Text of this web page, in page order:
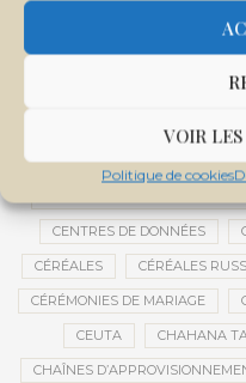
VOIR
Politique de cookies
CENTRALE SOLAIRE DE
CENTRE
CENTRE DE SANTÉ
CENTRE
CENTRES DE DONNÉES
CÉRÉALES CÉRÉALES
CÉRÉMONIES DE MARIAGE
CEUTA CHAHANA
CHAÎNES